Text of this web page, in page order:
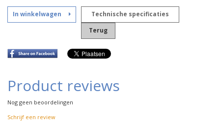
In winkelwagen
Technische specificaties
Terug
Product reviews
Nog geen beoordelingen
Schrijf een review